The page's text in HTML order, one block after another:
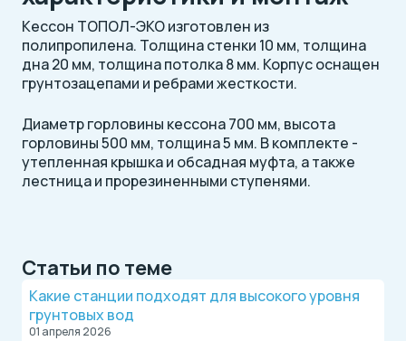
Кессон ТОПОЛ-ЭКО изготовлен из
полипропилена. Толщина стенки 10 мм, толщина
дна 20 мм, толщина потолка 8 мм. Корпус оснащен
грунтозацепами и ребрами жесткости.
Диаметр горловины кессона 700 мм, высота
горловины 500 мм, толщина 5 мм. В комплекте -
утепленная крышка и обсадная муфта, а также
лестница и прорезиненными ступенями.
Статьи по теме
Какие станции подходят для высокого уровня
грунтовых вод
01 апреля 2026